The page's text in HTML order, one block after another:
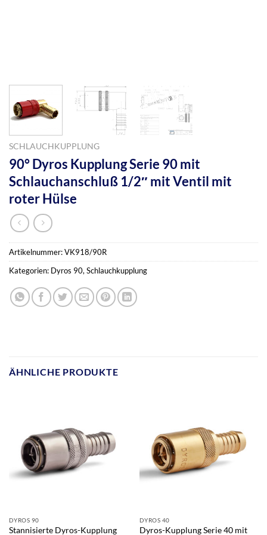
SCHLAUCHKUPPLUNG
90° Dyros Kupplung Serie 90 mit
Schlauchanschluß 1/2″ mit Ventil mit
roter Hülse
Artikelnummer:VK918/90R
Kategorien: Dyros 90, Schlauchkupplung
ÄHNLICHE PRODUKTE
DYROS 90
Stannisierte Dyros-Kupplung
DYROS 40
Dyros-Kupplung Serie 40 mit